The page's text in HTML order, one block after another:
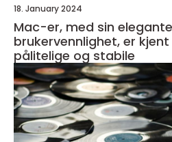
18. January 2024
Mac-er, med sin
brukervennlighet, er
pålitelige og stabile